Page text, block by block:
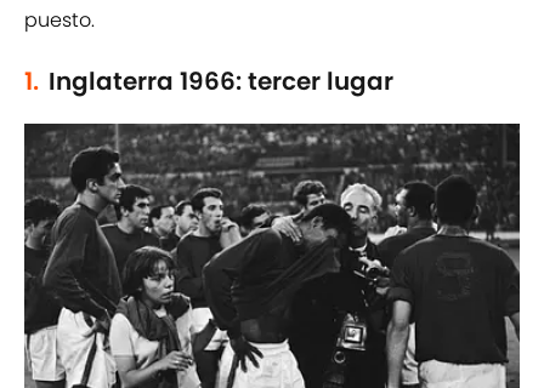
puesto.
1. Inglaterra 1966: tercer lugar